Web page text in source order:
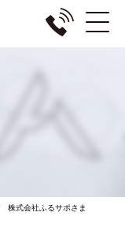
式会社ふるサポさま